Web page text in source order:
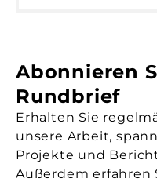
Abonnieren
Rundbrief
Erhalten Sie
unsere Arbeit,
Projekte und
Außerdem erfahren